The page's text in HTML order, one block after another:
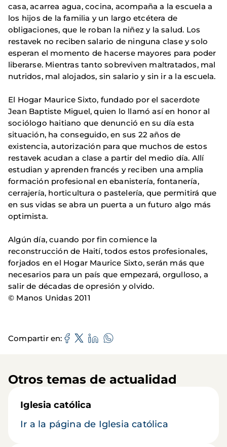
casa, acarrea agua, cocina, acompaña a la escuela a
los hijos de la familia y un largo etcétera de
obligaciones, que le roban la niñez y la salud. Los
restavek no reciben salario de ninguna clase y solo
esperan el momento de hacerse mayores para poder
liberarse. Mientras tanto sobreviven maltratados, mal
nutridos, mal alojados, sin salario y sin ir a la escuela.
El Hogar Maurice Sixto, fundado por el sacerdote
Jean Baptiste Miguel, quien lo llamó así en honor al
sociólogo haitiano que denunció en su día esta
situación, ha conseguido, en sus 22 años de
existencia, autorización para que muchos de estos
restavek acudan a clase a partir del medio día. Allí
estudian y aprenden francés y reciben una amplia
formación profesional en ebanistería, fontanería,
cerrajería, horticultura o pastelería, que permitirá que
en sus vidas se abra un puerta a un futuro algo más
optimista.
Algún día, cuando por fin comience la
reconstrucción de Haití, todos estos profesionales,
forjados en el Hogar Maurice Sixto, serán más que
necesarios para un país que empezará, orgulloso, a
salir de décadas de opresión y olvido.
© Manos Unidas 2011
Compartir en
Otros temas de actualidad
Iglesia católica
Ir a la página de Iglesia católica